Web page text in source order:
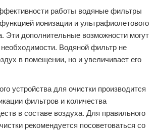
работы водяные фильтры
ионизации и ультрафиолетового
Эти дополнительные возможности могут
Водяной фильтр не
в помещении, но и увеличивает его
устройства для очистки производится
фильтров и количества
в составе воздуха. Для правильного
рекомендуется посоветоваться со